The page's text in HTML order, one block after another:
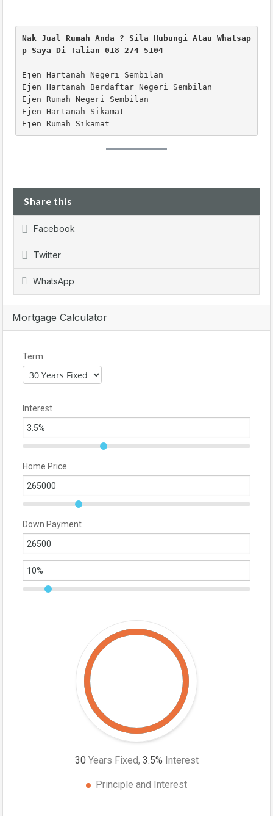
Nak Jual Rumah Anda ? Sila Hubungi Atau Whatsap
p Saya Di Talian 018 274 5104
Ejen Hartanah Negeri Sembilan
Ejen Hartanah Berdaftar Negeri Sembilan
Ejen Rumah Negeri Sembilan
Ejen Hartanah Sikamat
Ejen Rumah Sikamat
Share this
Facebook
Twitter
WhatsApp
Mortgage Calculator
Term
Interest
Home Price
Down Payment
30 Years Fixed, 3.5% Interest
Principle and Interest